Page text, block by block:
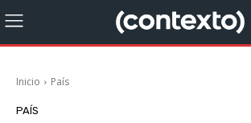
Inicio País
PAÍS